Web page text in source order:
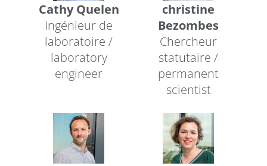
Cathy Quelen
Ingénieur de
laboratoire /
laboratory
engineer
christine
Bezombes
Chercheur
statutaire /
permanent
scientist